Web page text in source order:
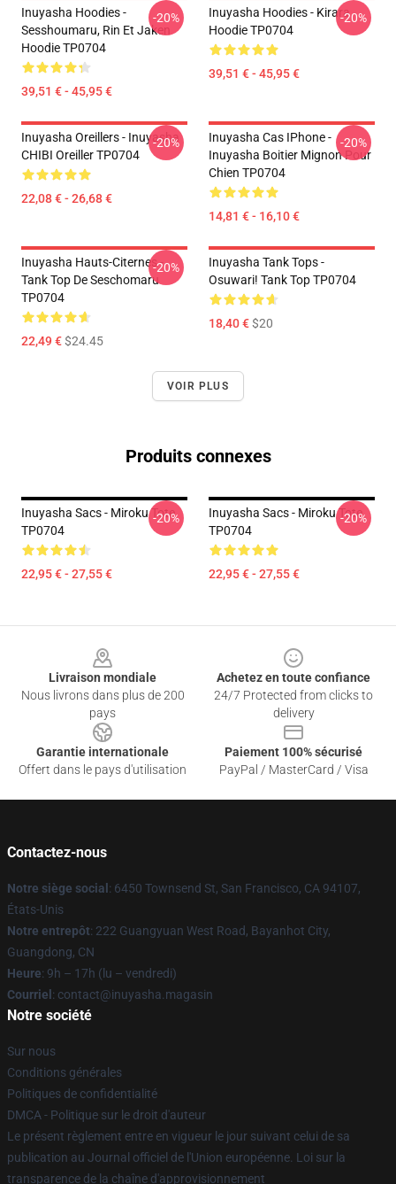
Inuyasha Hoodies -
Sesshoumaru, Rin Et Jaken
Hoodie TP0704
39,51 € - 45,95 €
-20%
Inuyasha Hoodies - Kirara
Hoodie TP0704
39,51 € - 45,95 €
-20%
Inuyasha Oreillers - Inuyasha
CHIBI Oreiller TP0704
22,08 € - 26,68 €
-20%
Inuyasha Cas IPhone -
Inuyasha Boitier Mignon Pour
Chien TP0704
14,81 € - 16,10 €
-20%
Inuyasha Hauts-Citernes -
Tank Top De Seschomaru
TP0704
22,49 €$24.45
-20%
Inuyasha Tank Tops -
Osuwari! Tank Top TP0704
18,40 €$20
VOIR PLUS
Produits connexes
Inuyasha Sacs - Miroku Tote
TP0704
22,95 € - 27,55 €
-20%
Inuyasha Sacs - Miroku Tote
TP0704
22,95 € - 27,55 €
-20%
Livraison mondiale
Nous livrons dans plus de 200
pays
Achetez en toute confiance
24/7 Protected from clicks to
delivery
Garantie internationale
Offert dans le pays d'utilisation
Paiement 100% sécurisé
PayPal / MasterCard / Visa
Contactez-nous
Notre siège social : 6450 Townsend St, San Francisco, CA 94107,
États-Unis
Notre entrepôt: 222 Guangyuan West Road, Bayanhot City,
Guangdong, CN
Heure: 9h – 17h (lu – vendredi)
Courriel : contact@inuyasha.magasin
Notre société
Sur nous
Conditions générales
Politiques de confidentialité
DMCA - Politique sur le droit d'auteur
Le présent règlement entre en vigueur le jour suivant celui de sa
publication au Journal officiel de l'Union européenne. Loi sur la
transparence de la chaîne d'approvisionnement